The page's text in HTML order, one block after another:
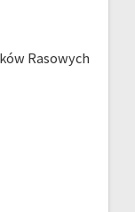
Rasowych